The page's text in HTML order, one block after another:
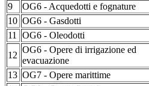
9
OG6 - Acquedotti e fognature
10 OG6 - Gasdotti
11
OG6 - Oleodotti
12
OG6 - Opere di irrigazione ed
evacuazione
13 OG7 - Opere marittime